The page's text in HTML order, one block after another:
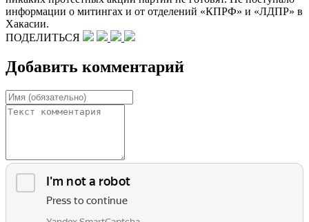
информации о митингах и от отделений «КПРФ» и «ЛДПР» в
Хакасии.
ПОДЕЛИТЬСЯ
Добавить комментарий